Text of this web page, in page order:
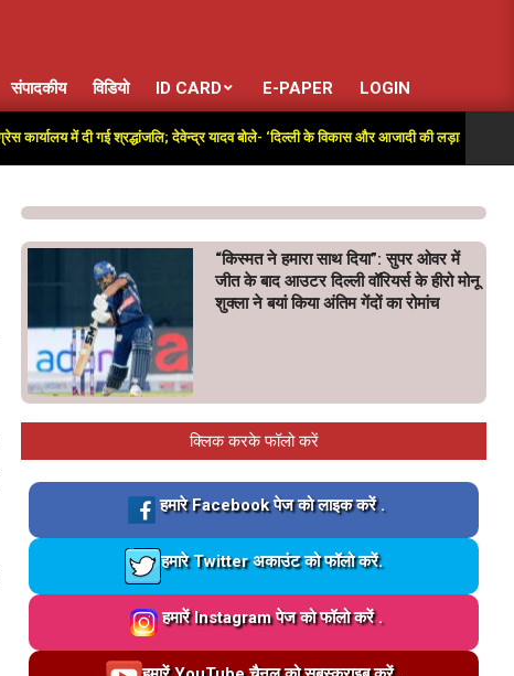
संपादकीय विडियो ID CARD E-PAPER LOGIN
में दी गई श्रद्धांजलि; देवेन्द्र यादव बोले- ‘दिल्ली के विकास और आजादी की लड़ाई में अतुलनीय
“किस्मत ने हमारा साथ दिया”: सुपर ओवर में
जीत के बाद आउटर दिल्ली वॉरियर्स के हीरो मोनू
शुक्ला ने बयां किया अंतिम गेंदों का रोमांच
क्लिक करके फॉलो करें
Loading…
हमारे Facebook पेज को लाइक करें .
Loading…
हमारे Twitter अकाउंट को फॉलो करें.
Loading…
हमारें Instagram पेज को फॉलो करें .